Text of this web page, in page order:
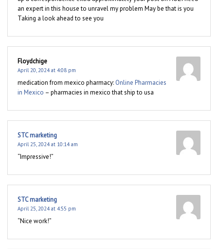
an expert in this house to unravel my problem May be that is you
Taking a look ahead to see you
Floydchige
April 20, 2024 at 4:08 pm
medication from mexico pharmacy: Online Pharmacies
in Mexico – pharmacies in mexico that ship to usa
STC marketing
April 25, 2024 at 10:14 am
“Impressive!”
STC marketing
April 25, 2024 at 4:55 pm
“Nice work!”